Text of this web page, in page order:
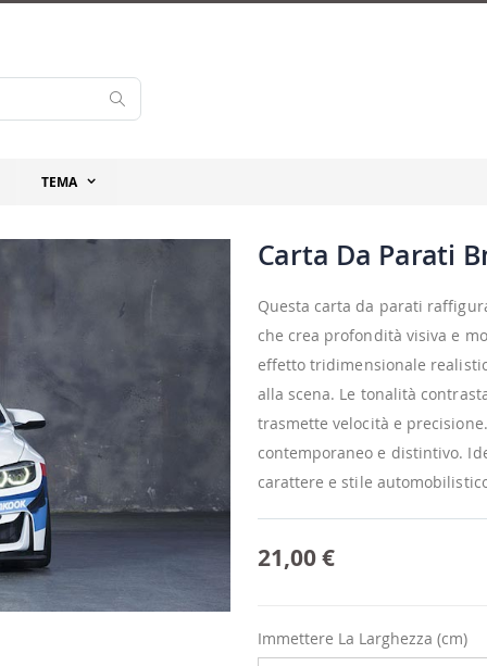
TEMA
Carta Da Parati
Questa carta da parati
che crea profondità visiva e
effetto tridimensionale
alla scena. Le tonalità
trasmette velocità e
contemporaneo e distintivo.
carattere e stile
21,00 €
Immettere La Larghezza (cm)